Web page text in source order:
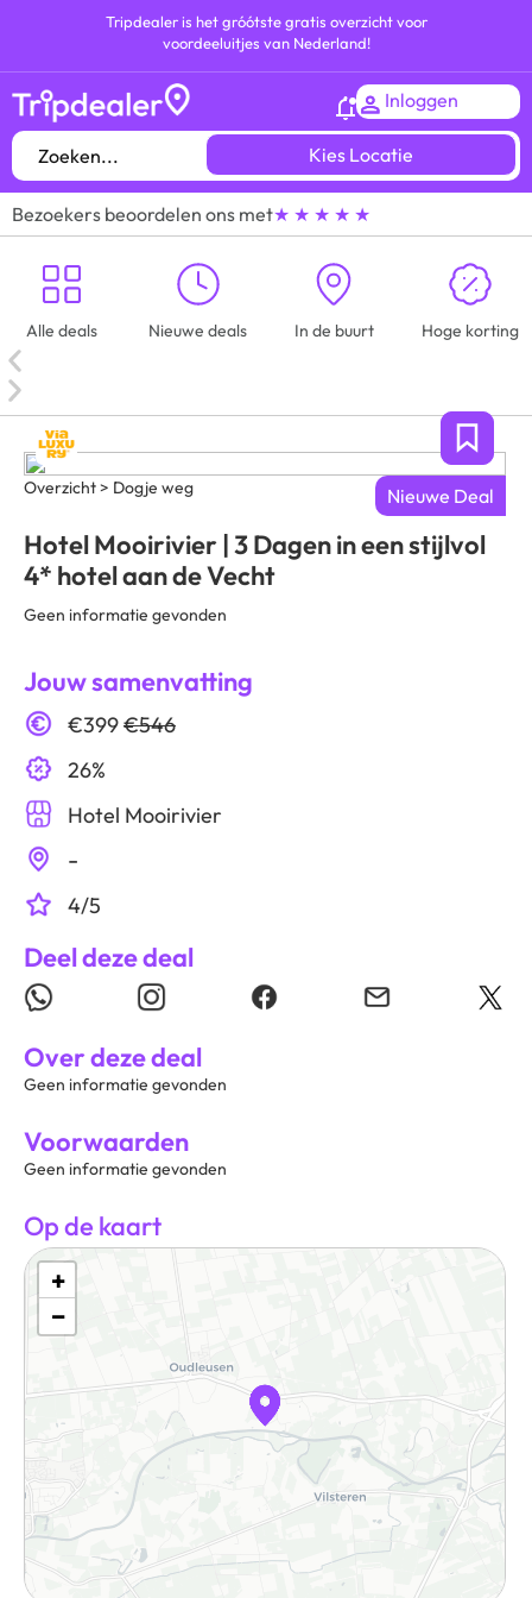
Tripdealer is het gróótste gratis overzicht voor
voordeeluitjes van Nederland!
Inloggen
Kies Locatie
Bezoekers beoordelen ons met★ ★ ★ ★ ★
Alle deals Nieuwe deals In de buurt Hoge korting
Nieuwe Deal
Overzicht > Dogje weg
Hotel Mooirivier | 3 Dagen in een stijlvol
4* hotel aan de Vecht
Geen informatie gevonden
Jouw samenvatting
€399€546
26%
Hotel Mooirivier
-
4/5
Deel deze deal
Over deze deal
Geen informatie gevonden
Voorwaarden
Geen informatie gevonden
Op de kaart
+
−